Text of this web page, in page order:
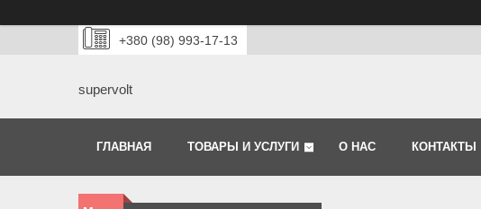
+380 (98) 993-17-13
supervolt
ГЛАВНАЯ ТОВАРЫ И УСЛУГИ О НАС КОНТАКТЫ